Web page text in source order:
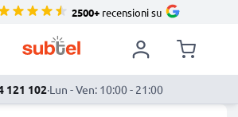
2500+recensioni su
121 102·Lun - Ven: 10:00 - 21:00